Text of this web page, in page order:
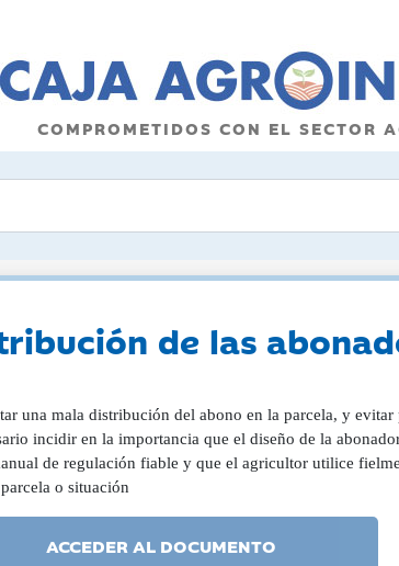
COMPROMETIDOS CON EL SECTOR
de las
una mala distribución del abono en la parcela, y
incidir en la importancia que el diseño de la
de regulación fiable y que el agricultor utilice
o situación
ACCEDER AL DOCUMENTO